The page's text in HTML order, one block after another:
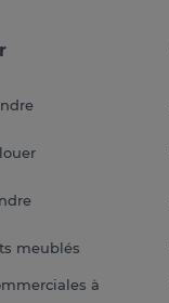
meublés
à